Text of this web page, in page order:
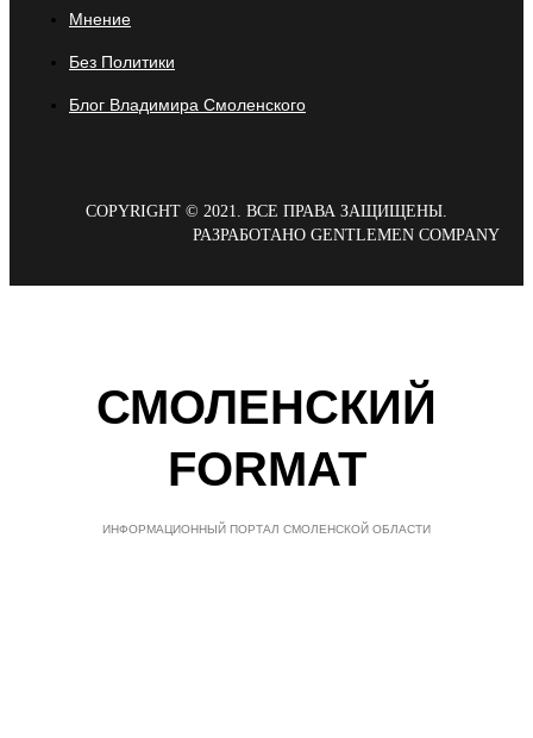
Мнение
Без Политики
Блог Владимира Смоленского
COPYRIGHT © 2021. ВСЕ ПРАВА ЗАЩИЩЕНЫ.
РАЗРАБОТАНО GENTLEMEN COMPANY
СМОЛЕНСКИЙ
FORMAT
ИНФОРМАЦИОННЫЙ ПОРТАЛ СМОЛЕНСКОЙ ОБЛАСТИ